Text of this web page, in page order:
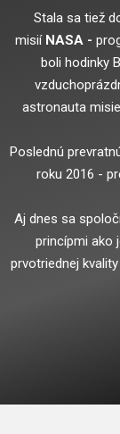
Stala sa tiež
misií NASA -
boli hodinky
astronauta
Poslednú
roku 2016 -
Aj dnes sa
princípmi ako
prvotriednej